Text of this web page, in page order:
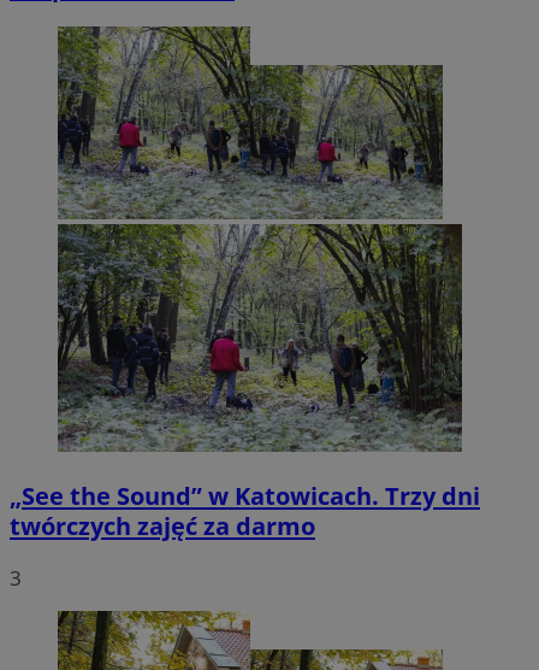
„See the Sound” w Katowicach. Trzy dni
twórczych zajęć za darmo
3